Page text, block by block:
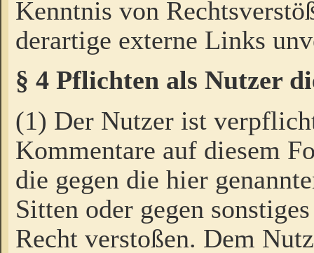
Kenntnis von
derartige externe Links
§ 4 Pflichten als Nutzer
(1) Der Nutzer ist
Kommentare auf diesem
die gegen die hier
Sitten oder gegen
Recht verstoßen. Dem